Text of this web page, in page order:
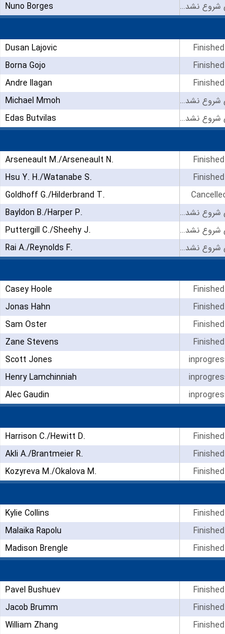
Nuno Borges بازی شروع نشده است
Dusan Lajovic Finished
Borna Gojo Finished
Andre Ilagan Finished
Michael Mmoh بازی شروع نشده است
Edas Butvilas بازی شروع نشده است
Arseneault M./Arseneault N. Finished
Hsu Y. H./Watanabe S. Finished
Goldhoff G./Hilderbrand T.
Bayldon B./Harper P. بازی شروع نشده است
Puttergill C./Sheehy J. بازی شروع نشده است
Rai A./Reynolds F. بازی شروع نشده است
Casey Hoole Finished
Jonas Hahn Finished
Sam Oster Finished
Zane Stevens Finished
Scott Jones
Henry Lamchinniah
Alec Gaudin
Harrison C./Hewitt D. Finished
Akli A./Brantmeier R. Finished
Kozyreva M./Okalova M. Finished
Kylie Collins Finished
Malaika Rapolu Finished
Madison Brengle Finished
Pavel Bushuev Finished
Jacob Brumm Finished
William Zhang Finished